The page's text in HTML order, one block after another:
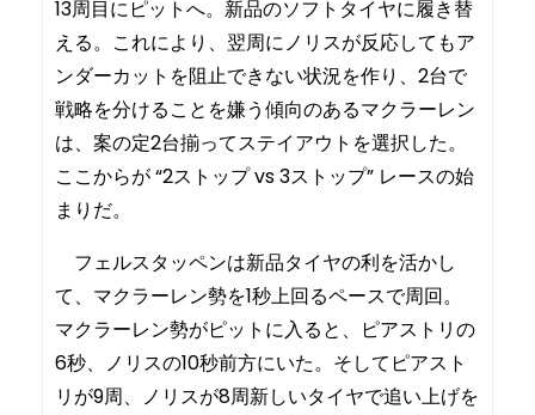
13周目にピットへ。新品のソフトタイヤに履き替
える。これにより、翌周にノリスが反応してもア
ンダーカットを阻止できない状況を作り、2台で
戦略を分けることを嫌う傾向のあるマクラーレン
は、案の定2台揃ってステイアウトを選択した。
ここからが “2ストップ vs 3ストップ” レースの始
まりだ。
フェルスタッペンは新品タイヤの利を活かし
て、マクラーレン勢を1秒上回るペースで周回。
マクラーレン勢がピットに入ると、ピアストリの
6秒、ノリスの10秒前方にいた。そしてピアスト
リが9周、ノリスが8周新しいタイヤで追い上げを